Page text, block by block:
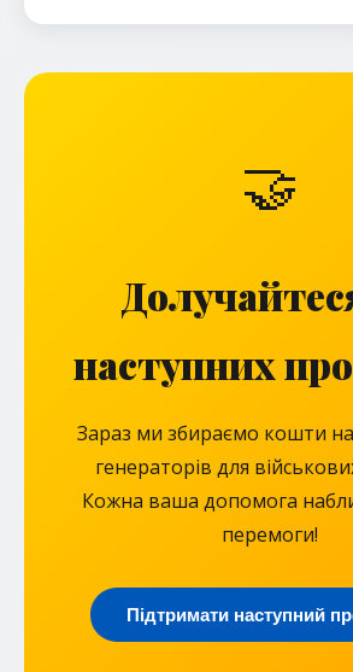
🤝
наступних
Зараз ми збираємо кошти
генераторів для
Кожна ваша допомога
перемоги!
Підтримати наступний